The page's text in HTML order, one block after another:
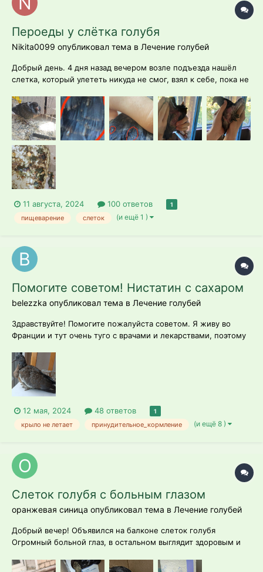
Пероеды у слëтка голубя
Nikita0099 опубликовал тема в Лечение голубей
Добрый день. 4 дня назад вечером возле подъезда нашёл
слетка, который улететь никуда не смог, взял к себе, пока не
а сегодня на нём обнаружил много мелких паразитов (ранее
наверное просто не обращал внимание), особенно в области
шеи, под кры...
11 августа, 2024 100 ответов 1
пищеварение слеток (и ещё 1 )
Помогите советом! Нистатин с сахаром
belezzka опубликовал тема в Лечение голубей
Здравствуйте! Помогите пожалуйста советом. Я живу во
Франции и тут очень туго с врачами и лекарствами, поэтому
дней 25-30 (но могу ошибаться). Не мог взлететь. Видимо,
попал в лапы коту. На шее была рана уже немного покрытая
коркой, на груди...
12 мая, 2024 48 ответов 1
крыло не летает принудительное_кормление (и ещё 8 )
Слеток голубя с больным глазом
оранжевая синица опубликовал тема в Лечение голубей
Добрый вечер! Объявился на балконе слеток голубя
Огромный больной глаз, в остальном выглядит здоровым и
с ее остатками), выпил много воды, аж пищал, есть